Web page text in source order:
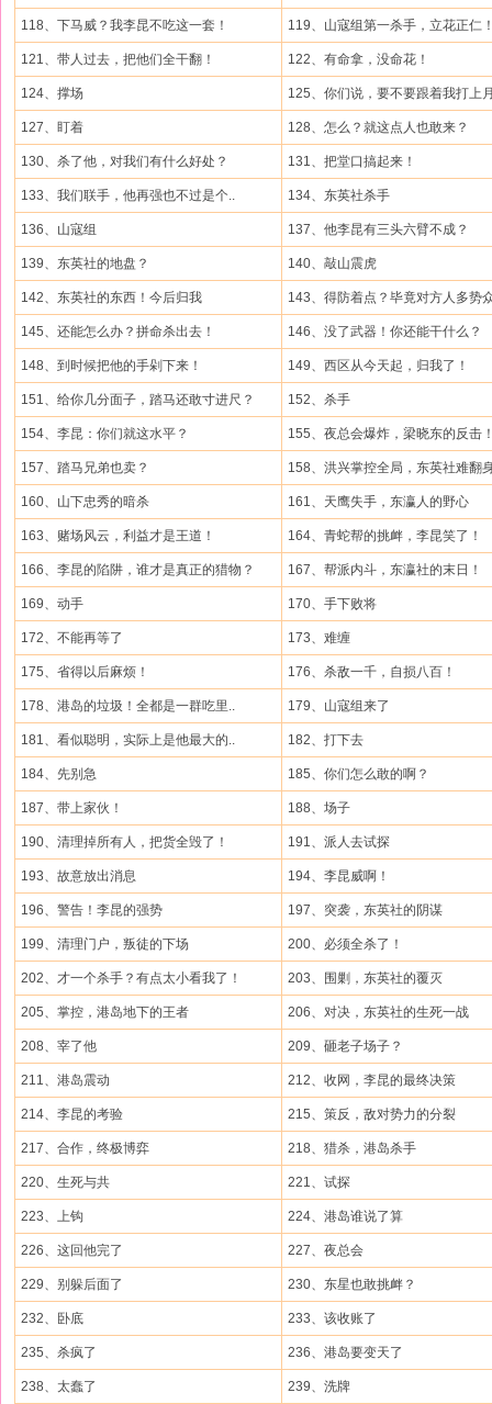
118、下马威？我李昆不吃这一套！ 119、山寇组第一杀手，立花正仁
121、带人过去，把他们全干翻！ 122、有命拿，没命花！
124、撑场 125、你们说，要不要跟着我打上
127、盯着 128、怎么？就这点人也敢来？
130、杀了他，对我们有什么好处？ 131、把堂口搞起来！
133、我们联手，他再强也不过是个.. 134、东英社杀手
136、山寇组 137、他李昆有三头六臂不成？
139、东英社的地盘？ 140、敲山震虎
142、东英社的东西！今后归我 143、得防着点？毕竟对方人多势
145、还能怎么办？拼命杀出去！ 146、没了武器！你还能干什么？
148、到时候把他的手剁下来！ 149、西区从今天起，归我了！
151、给你几分面子，踏马还敢寸进尺？ 152、杀手
154、李昆：你们就这水平？ 155、夜总会爆炸，梁晓东的反击
157、踏马兄弟也卖？ 158、洪兴掌控全局，东英社难翻
160、山下忠秀的暗杀 161、天鹰失手，东瀛人的野心
163、赌场风云，利益才是王道！ 164、青蛇帮的挑衅，李昆笑了！
166、李昆的陷阱，谁才是真正的猎物？ 167、帮派内斗，东瀛社的末日！
169、动手 170、手下败将
172、不能再等了 173、难缠
175、省得以后麻烦！ 176、杀敌一千，自损八百！
178、港岛的垃圾！全都是一群吃里.. 179、山寇组来了
181、看似聪明，实际上是他最大的.. 182、打下去
184、先别急 185、你们怎么敢的啊？
187、带上家伙！ 188、场子
190、清理掉所有人，把货全毁了！ 191、派人去试探
193、故意放出消息 194、李昆威啊！
196、警告！李昆的强势 197、突袭，东英社的阴谋
199、清理门户，叛徒的下场 200、必须全杀了！
202、才一个杀手？有点太小看我了！ 203、围剿，东英社的覆灭
205、掌控，港岛地下的王者 206、对决，东英社的生死一战
208、宰了他 209、砸老子场子？
211、港岛震动 212、收网，李昆的最终决策
214、李昆的考验 215、策反，敌对势力的分裂
217、合作，终极博弈 218、猎杀，港岛杀手
220、生死与共 221、试探
223、上钩 224、港岛谁说了算
226、这回他完了 227、夜总会
229、别躲后面了 230、东星也敢挑衅？
232、卧底 233、该收账了
235、杀疯了 236、港岛要变天了
238、太蠢了 239、洗牌